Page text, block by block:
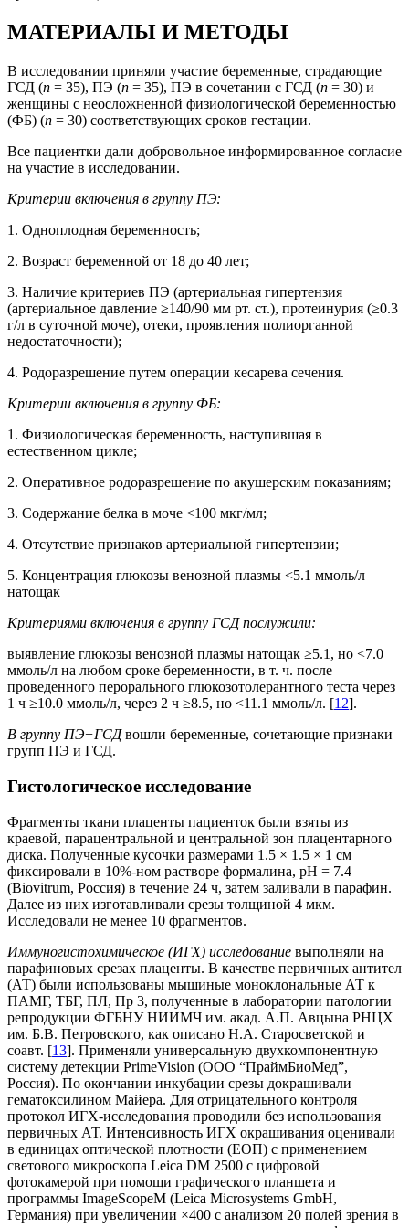
МАТЕРИАЛЫ И МЕТОДЫ
В исследовании приняли участие беременные, страдающие
ГСД (n = 35), ПЭ (n = 35), ПЭ в сочетании с ГСД (n = 30) и
женщины с неосложненной физиологической беременностью
(ФБ) (n = 30) соответствующих сроков гестации.
Все пациентки дали добровольное информированное согласие
на участие в исследовании.
Критерии включения в группу ПЭ:
1. Одноплодная беременность;
2. Возраст беременной от 18 до 40 лет;
3. Наличие критериев ПЭ (артериальная гипертензия
(артериальное давление ≥140/90 мм рт. ст.), протеинурия (≥0.3
г/л в суточной моче), отеки, проявления полиорганной
недостаточности);
4. Родоразрешение путем операции кесарева сечения.
Критерии включения в группу ФБ:
1. Физиологическая беременность, наступившая в
естественном цикле;
2. Оперативное родоразрешение по акушерским показаниям;
3. Содержание белка в моче <100 мкг/мл;
4. Отсутствие признаков артериальной гипертензии;
5. Концентрация глюкозы венозной плазмы <5.1 ммоль/л
натощак
Критериями включения в группу ГСД послужили:
выявление глюкозы венозной плазмы натощак ≥5.1, но <7.0
ммоль/л на любом сроке беременности, в т. ч. после
проведенного перорального глюкозотолерантного теста через
1 ч ≥10.0 ммоль/л, через 2 ч ≥8.5, но <11.1 ммоль/л. [12].
В группу ПЭ+ГСДвошли беременные, сочетающие признаки
групп ПЭ и ГСД.
Гистологическое исследование
Фрагменты ткани плаценты пациенток были взяты из
краевой, парацентральной и центральной зон плацентарного
диска. Полученные кусочки размерами 1.5 × 1.5 × 1 см
фиксировали в 10%-ном растворе формалина, рН = 7.4
(Biovitrum, Россия) в течение 24 ч, затем заливали в парафин.
Далее из них изготавливали срезы толщиной 4 мкм.
Исследовали не менее 10 фрагментов.
Иммуногистохимическое (ИГХ) исследование выполняли на
парафиновых срезах плаценты. В качестве первичных антител
(АТ) были использованы мышиные моноклональные АТ к
ПАМГ, ТБГ, ПЛ, Пр 3, полученные в лаборатории патологии
репродукции ФГБНУ НИИМЧ им. акад. А.П. Авцына РНЦХ
им. Б.В. Петровского, как описано Н.А. Старосветской и
соавт. [13]. Применяли универсальную двухкомпонентную
систему детекции PrimeVision (ООО “ПраймБиоМед”,
Россия). По окончании инкубации срезы докрашивали
гематоксилином Майера. Для отрицательного контроля
протокол ИГХ-исследования проводили без использования
первичных АТ. Интенсивность ИГХ окрашивания оценивали
в единицах оптической плотности (ЕОП) с применением
светового микроскопа Leica DM 2500 с цифровой
фотокамерой при помощи графического планшета и
программы ImageScopeM (Leica Microsystems GmbH,
Германия) при увеличении ×400 с анализом 20 полей зрения в